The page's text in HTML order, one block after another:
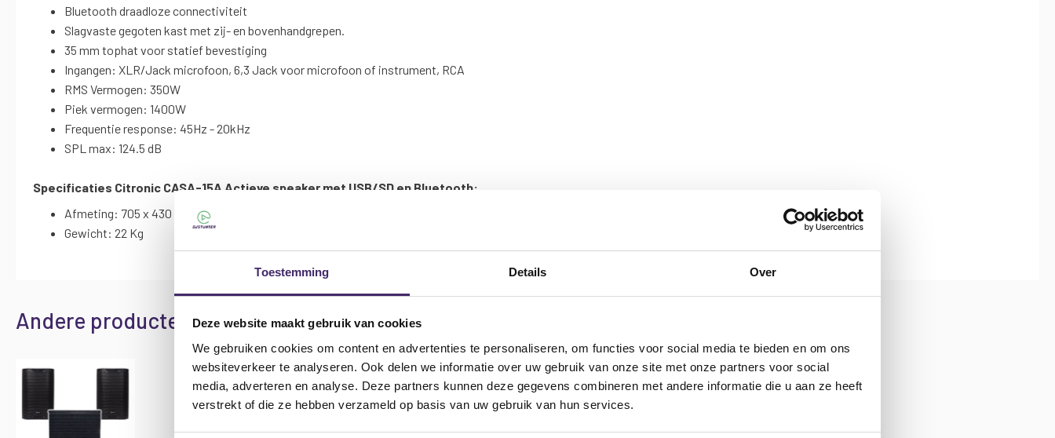
Toestemming Details Over
Deze website maakt gebruik van cookies
We gebruiken cookies om content en advertenties te personaliseren, om functies voor social media te bieden en om ons
websiteverkeer te analyseren. Ook delen we informatie over uw gebruik van onze site met onze partners voor social
media, adverteren en analyse. Deze partners kunnen deze gegevens combineren met andere informatie die u aan ze heeft
verstrekt of die ze hebben verzameld op basis van uw gebruik van hun services.
Bluetooth draadloze connectiviteit
Slagvaste gegoten kast met zij- en bovenhandgrepen.
35 mm tophat voor statief bevestiging
Ingangen: XLR/Jack microfoon, 6,3 Jack voor microfoon of instrument, RCA
RMS Vermogen: 350W
Piek vermogen: 1400W
Frequentie response: 45Hz - 20kHz
SPL max: 124.5 dB
Specificaties Citronic CASA-15A Actieve speaker met USB/SD en Bluetooth:
Afmeting: 705 x 430 x 375 mm
Gewicht: 22 Kg
Andere producten die mogelijk iets voor u zijn!